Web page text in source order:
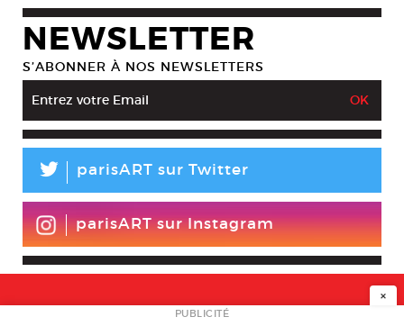
NEWSLETTER
S’ABONNER À NOS NEWSLETTERS
L parisART sur Twitter
parisART sur Instagram
×
PUBLICITÉ